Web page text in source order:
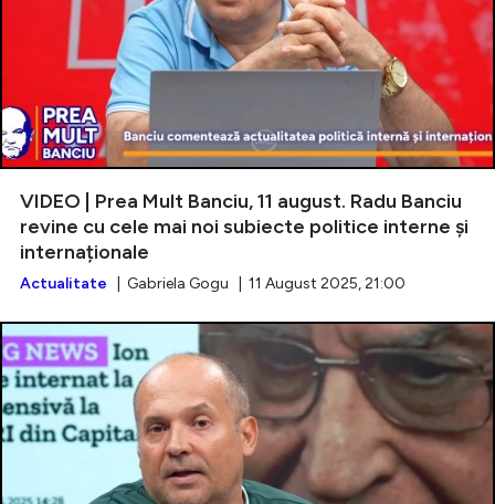
VIDEO | Prea Mult Banciu, 11 august. Radu Banciu
revine cu cele mai noi subiecte politice interne și
internaționale
Actualitate | Gabriela Gogu | 11 August 2025, 21:00